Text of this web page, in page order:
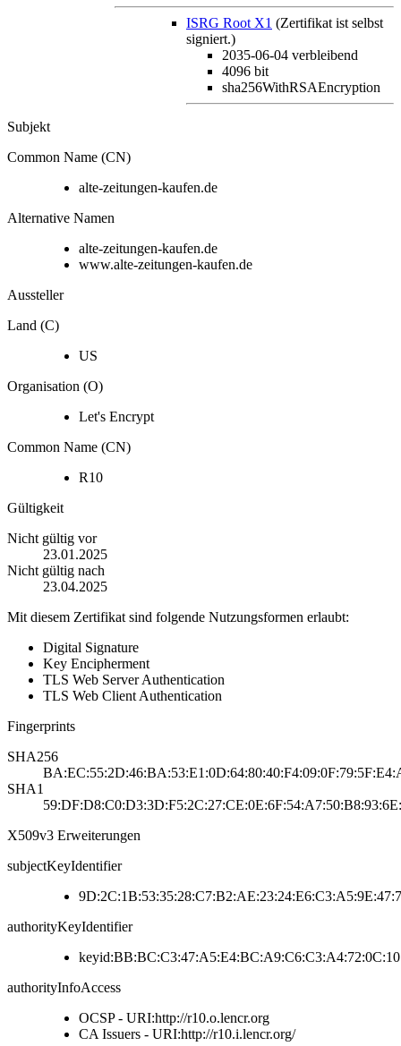
ISRG Root X1 (Zertifikat ist selbst
signiert.)
2035-06-04 verbleibend
4096 bit
sha256WithRSAEncryption
Subjekt
Common Name (CN)
alte-zeitungen-kaufen.de
Alternative Namen
alte-zeitungen-kaufen.de
www.alte-zeitungen-kaufen.de
Aussteller
Land (C)
US
Organisation (O)
Let's Encrypt
Common Name (CN)
R10
Gültigkeit
Nicht gültig vor
23.01.2025
Nicht gültig nach
23.04.2025
Mit diesem Zertifikat sind folgende Nutzungsformen erlaubt:
Digital Signature
Key Encipherment
TLS Web Server Authentication
TLS Web Client Authentication
Fingerprints
SHA256
SHA1
X509v3 Erweiterungen
subjectKeyIdentifier
authorityKeyIdentifier
authorityInfoAccess
OCSP - URI:http://r10.o.lencr.org
CA Issuers - URI:http://r10.i.lencr.org/